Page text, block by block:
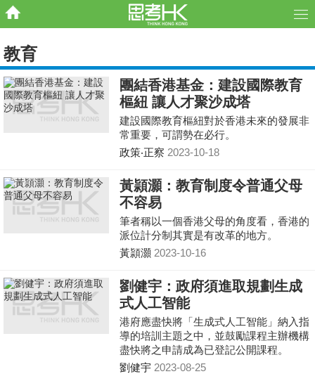
教育
團結香港基金：建設國際教育
樞紐 讓人才聚沙成塔
建設國際教育樞紐對於香港未來的發展非
常重要，可謂勢在必行。
政策‧正察 2023-10-18
黃頴灝：教育制度令普通父母
不容易
筆者稱以一個香港父母的角度看，香港的
派位計分制其實是有改革的地方。
黃頴灝 2023-10-16
劉健宇：政府須進取規劃生成
式人工智能
港府應盡快將「生成式人工智能」納入指
導的培訓主題之中，並鼓勵課程主辦機構
盡快將之申請成為已登記公開課程。
劉健宇 2023-08-25